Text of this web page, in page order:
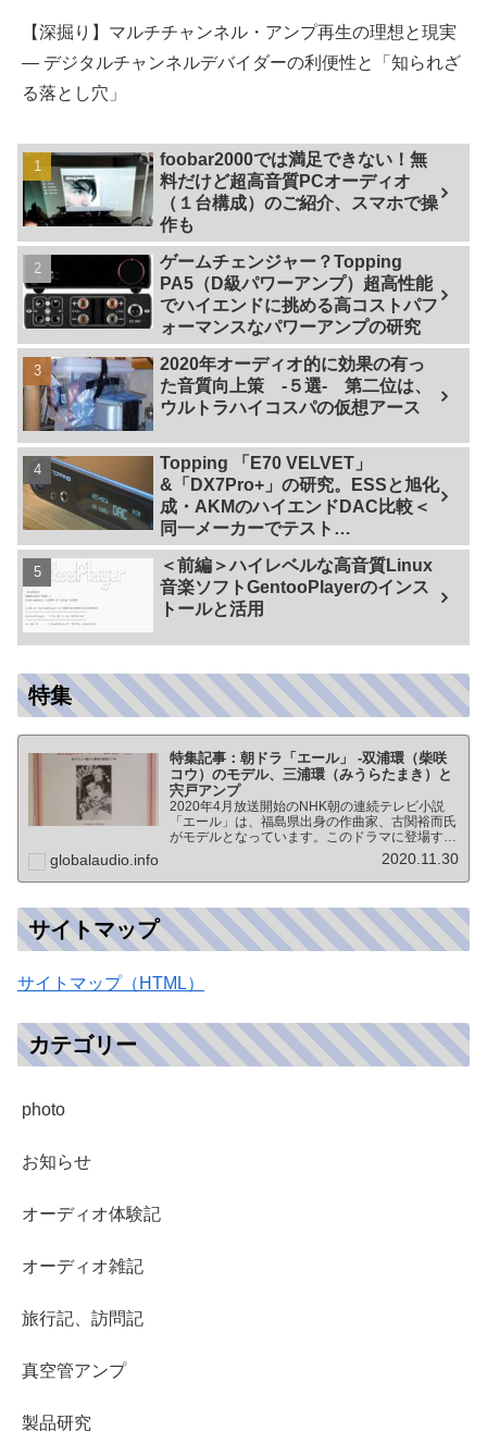
【深掘り】マルチチャンネル・アンプ再生の理想と現実
— デジタルチャンネルデバイダーの利便性と「知られざ
る落とし穴」
foobar2000では満足できない！無
料だけど超高音質PCオーディオ
（１台構成）のご紹介、スマホで操
作も
ゲームチェンジャー？Topping
PA5（D級パワーアンプ）超高性能
でハイエンドに挑める高コストパフ
ォーマンスなパワーアンプの研究
2020年オーディオ的に効果の有っ
た音質向上策 -５選- 第二位は、
ウルトラハイコスパの仮想アース
Topping 「E70 VELVET」
&「DX7Pro+」の研究。ESSと旭化
成・AKMのハイエンドDAC比較＜
同一メーカーでテスト
【ES9038PRO Vs AK4499EX】＞
＜前編＞ハイレベルな高音質Linux
音楽ソフトGentooPlayerのインス
トールと活用
特集
特集記事：朝ドラ「エール」 -双浦環（柴咲
コウ）のモデル、三浦環（みうらたまき）と
宍戸アンプ
2020年4月放送開始のNHK朝の連続テレビ小説
「エール」は、福島県出身の作曲家、古関裕而氏
がモデルとなっています。このドラマに登場する
戦前の声楽家、三浦環さんと、本サイトにも登場
する宍戸公一氏のアンプ（著書「送信管によるシ
ングルアンプ製作…
globalaudio.info 2020.11.30
サイトマップ
サイトマップ（HTML）
カテゴリー
photo
お知らせ
オーディオ体験記
オーディオ雑記
旅行記、訪問記
真空管アンプ
製品研究